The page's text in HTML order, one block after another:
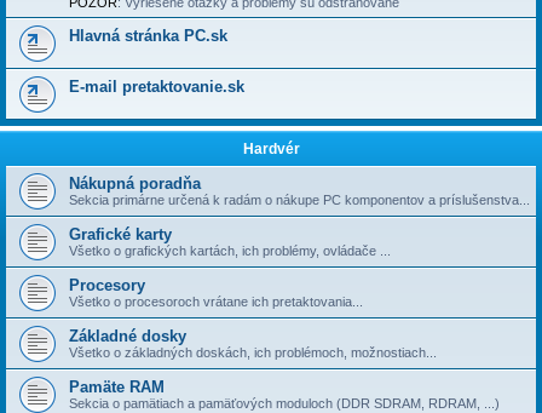
Hlavná stránka PC.sk
E-mail pretaktovanie.sk
Hardvér
Nákupná poradňa
Sekcia primárne určená k radám o nákupe PC komponentov a príslušenstva...
Grafické karty
Všetko o grafických kartách, ich problémy, ovládače ...
Procesory
Všetko o procesoroch vrátane ich pretaktovania...
Základné dosky
Všetko o základných doskách, ich problémoch, možnostiach...
Pamäte RAM
Sekcia o pamätiach a pamäťových moduloch (DDR SDRAM, RDRAM, ...)